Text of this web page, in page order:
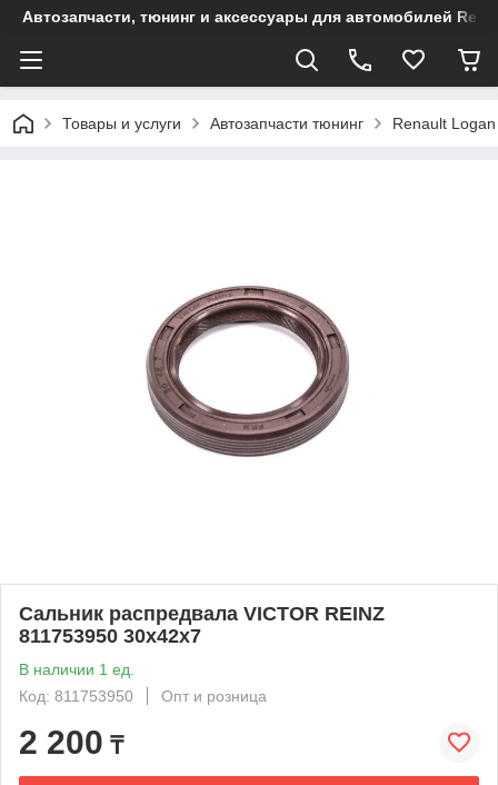
Автозапчасти, тюнинг и аксессуары для автомобилей
Товары и услуги Автозапчасти тюнинг Renault Logan
Сальник распредвала VICTOR REINZ
811753950 30x42x7
В наличии 1 ед.
Код: 811753950
Опт и розница
2 200 ₸